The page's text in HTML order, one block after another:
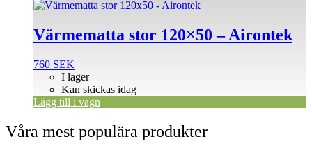
Värmematta stor 120×50 – Airontek
760 SEK
I lager
Kan skickas idag
Lägg till i vagn
Våra mest populära produkter